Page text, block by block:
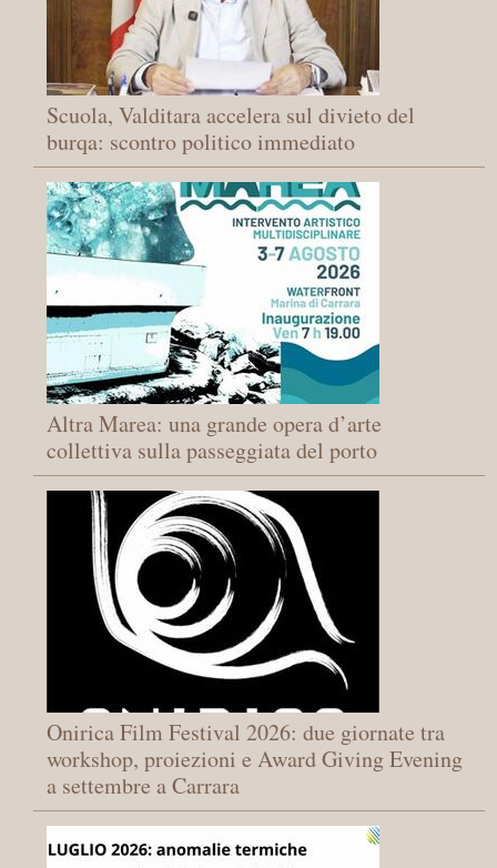
Scuola, Valditara accelera sul divieto del
burqa: scontro politico immediato
Altra Marea: una grande opera d’arte
collettiva sulla passeggiata del porto
Onirica Film Festival 2026: due giornate tra
workshop, proiezioni e Award Giving Evening
a settembre a Carrara